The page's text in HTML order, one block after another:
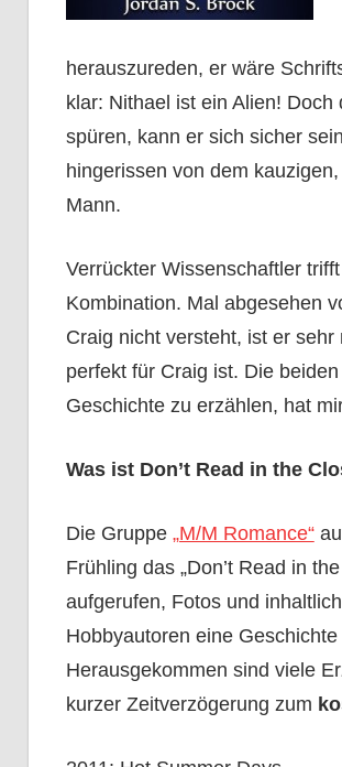
herauszureden, er wäre
klar: Nithael ist ein Alien!
spüren, kann er sich sicher
hingerissen von dem
Mann.
Verrückter Wissenschaftler
Kombination. Mal abgesehen
Craig nicht versteht, ist er
perfekt für Craig ist. Die
Geschichte zu erzählen, hat
Was ist Don’t Read in the
Die Gruppe „M/M Romance“
Frühling das „Don’t Read in
aufgerufen, Fotos und
Hobbyautoren eine
Herausgekommen sind viele
kurzer Zeitverzögerung zum